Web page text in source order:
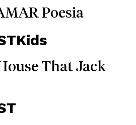
Poesia
That Jack